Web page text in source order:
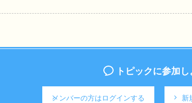
トピックに参加し
メンバーの方はログインする 新